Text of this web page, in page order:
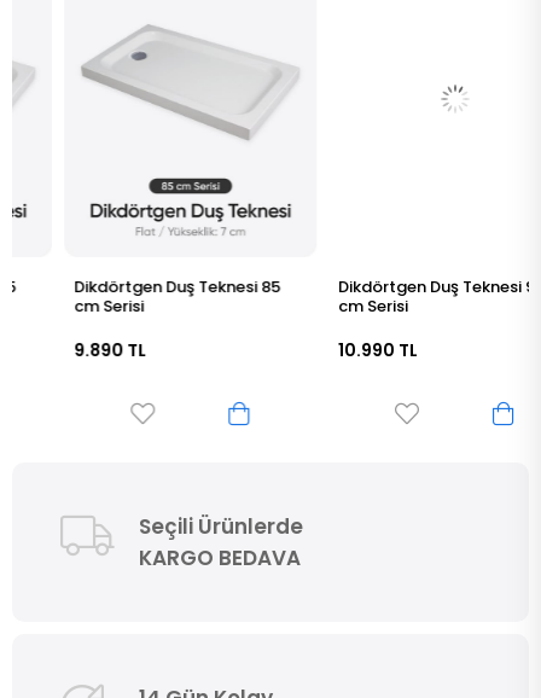
Dikdörtgen Duş Teknesi 85
cm Serisi
9.890 TL
Dikdörtgen Duş Teknesi 90
cm Serisi
10.990 TL
Seçili Ürünlerde
KARGO BEDAVA